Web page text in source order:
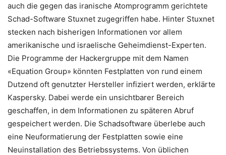
auch die gegen das iranische Atomprogramm gerichtete
Schad-Software Stuxnet zugegriffen habe. Hinter Stuxnet
stecken nach bisherigen Informationen vor allem
amerikanische und israelische Geheimdienst-Experten.
Die Programme der Hackergruppe mit dem Namen
«Equation Group» könnten Festplatten von rund einem
Dutzend oft genutzter Hersteller infiziert werden, erklärte
Kaspersky. Dabei werde ein unsichtbarer Bereich
geschaffen, in dem Informationen zu späteren Abruf
gespeichert werden. Die Schadsoftware überlebe auch
eine Neuformatierung der Festplatten sowie eine
Neuinstallation des Betriebssystems. Von üblichen